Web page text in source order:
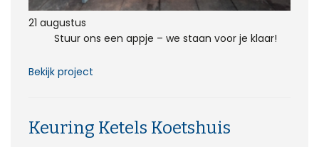
21 augustus
Stuur ons een appje – we staan voor je klaar!
Bekijk project
Keuring Ketels Koetshuis